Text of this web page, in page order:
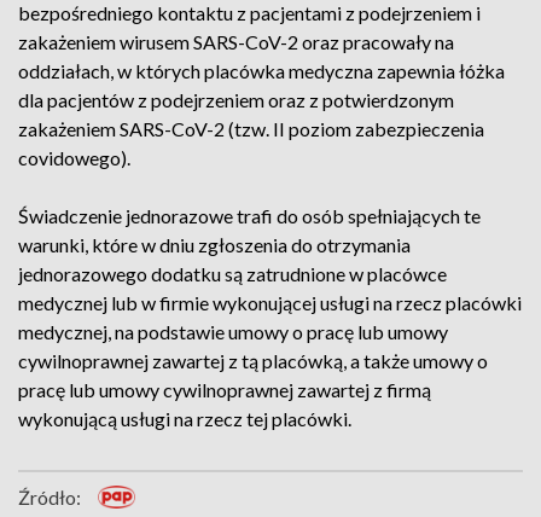
bezpośredniego kontaktu z pacjentami z podejrzeniem i
zakażeniem wirusem SARS-CoV-2 oraz pracowały na
oddziałach, w których placówka medyczna zapewnia łóżka
dla pacjentów z podejrzeniem oraz z potwierdzonym
zakażeniem SARS-CoV-2 (tzw. II poziom zabezpieczenia
covidowego).
Świadczenie jednorazowe trafi do osób spełniających te
warunki, które w dniu zgłoszenia do otrzymania
jednorazowego dodatku są zatrudnione w placówce
medycznej lub w firmie wykonującej usługi na rzecz placówki
medycznej, na podstawie umowy o pracę lub umowy
cywilnoprawnej zawartej z tą placówką, a także umowy o
pracę lub umowy cywilnoprawnej zawartej z firmą
wykonującą usługi na rzecz tej placówki.
Źródło: